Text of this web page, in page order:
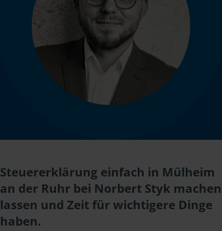
Steuererklärung einfach in Mülheim
an der Ruhr bei Norbert Styk machen
lassen und Zeit für wichtigere Dinge
haben.